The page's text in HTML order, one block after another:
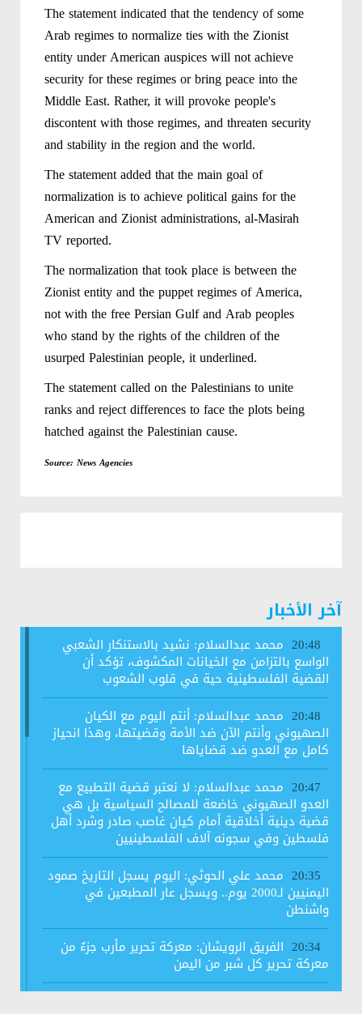
The statement indicated that the tendency of some
Arab regimes to normalize ties with the Zionist
entity under American auspices will not achieve
security for these regimes or bring peace into the
Middle East. Rather, it will provoke people's
discontent with those regimes, and threaten security
and stability in the region and the world.
The statement added that the main goal of
normalization is to achieve political gains for the
American and Zionist administrations, al-Masirah
TV reported.
The normalization that took place is between the
Zionist entity and the puppet regimes of America,
not with the free Persian Gulf and Arab peoples
who stand by the rights of the children of the
usurped Palestinian people, it underlined.
The statement called on the Palestinians to unite
ranks and reject differences to face the plots being
hatched against the Palestinian cause.
Source: News Agencies
آخر الأخبار
20:48 محمد عبدالسلام: نشيد بالاستنكار الشعبي
الواسع بالتزامن مع الخيانات المكشوف، تؤكد أن
القضية الفلسطينية حية في قلوب الشعوب
20:48 محمد عبدالسلام: أنتم اليوم مع الكيان
الصهيوني وأنتم الآن ضد الأمة وقضيتها، وهذا انحياز
كامل مع العدو ضد قضاياها
20:47 محمد عبدالسلام: لا نعتبر قضية التطبيع مع
العدو الصهيوني خاضعة للمصالح السياسية بل هي
قضية دينية أخلاقية أمام كيان غاصب صادر وشرد أهل
فلسطين وفي سجونه آلاف الفلسطينيين
20:35 محمد علي الحوثي: اليوم يسجل التاريخ صمود
اليمنيين لـ2000 يوم.. ويسجل عار المطبعين في
واشنطن
20:34 الفريق الرويشان: معركة تحرير مأرب جزءٌ من
معركة تحرير كل شبر من اليمن